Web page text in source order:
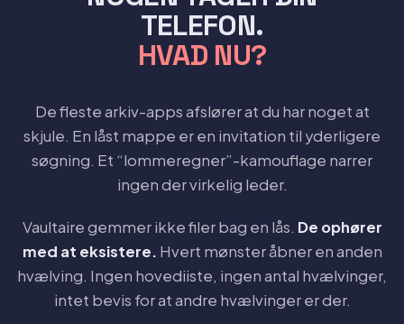
TELEFON.
HVAD NU?
De fleste arkiv-apps afslører at du har noget at
skjule. En låst mappe er en invitation til yderligere
søgning. Et “lommeregner”-kamouflage narrer
ingen der virkelig leder.
Vaultaire gemmer ikke filer bag en lås. De ophører
med at eksistere. Hvert mønster åbner en anden
hvælving. Ingen hovediiste, ingen antal hvælvinger,
intet bevis for at andre hvælvinger er der.